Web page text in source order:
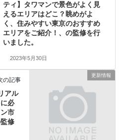
ティ】タワマンで景色がよく見
えるエリアはどこ？眺めがよ
く、住みやすい東京のおすすめ
エリアをご紹介！、の監修を行
いました。
2023年5月30日
更新情報
の記事
アル
必
市
修